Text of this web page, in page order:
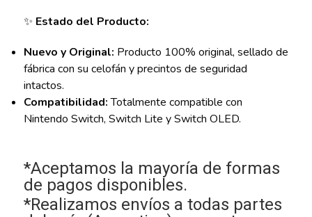
✨ Estado del Producto:
Nuevo y Original: Producto 100% original, sellado de
fábrica con su celofán y precintos de seguridad
intactos.
Compatibilidad:Totalmente compatible con
Nintendo Switch, Switch Lite y Switch OLED.
*Aceptamos la mayoría de formas
de pagos disponibles.
*Realizamos envíos a todas partes